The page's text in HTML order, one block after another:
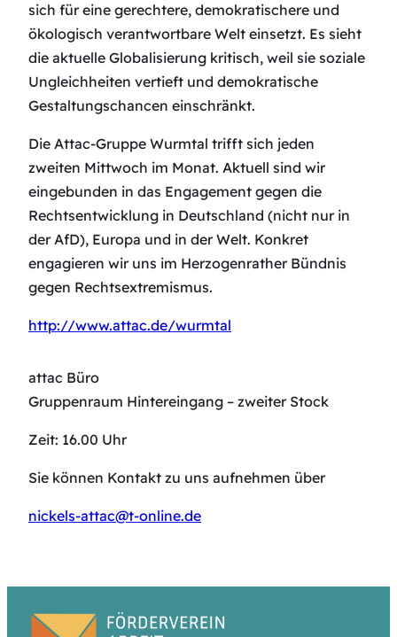
sich für eine gerechtere, demokratischere und
ökologisch verantwortbare Welt einsetzt. Es sieht
die aktuelle Globalisierung kritisch, weil sie soziale
Ungleichheiten vertieft und demokratische
Gestaltungschancen einschränkt.
Die Attac-Gruppe Wurmtal trifft sich jeden
zweiten Mittwoch im Monat. Aktuell sind wir
eingebunden in das Engagement gegen die
Rechtsentwicklung in Deutschland (nicht nur in
der AfD), Europa und in der Welt. Konkret
engagieren wir uns im Herzogenrather Bündnis
gegen Rechtsextremismus.
http://www.attac.de/wurmtal
attac Büro
Gruppenraum Hintereingang – zweiter Stock
Zeit: 16.00 Uhr
Sie können Kontakt zu uns aufnehmen über
nickels-attac@t-online.de